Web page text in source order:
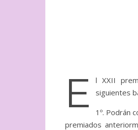
E
l XXII
siguientes
1º. Podrán
premiados